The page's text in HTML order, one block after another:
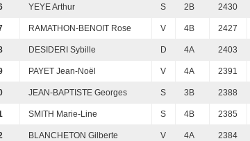
YEYE Arthur S 2B 2430
RAMATHON-BENOIT Rose V 4B 2427
DESIDERI Sybille D 4A 2403
PAYET Jean-Noël V 4A 2391
JEAN-BAPTISTE Georges S 3B 2388
SMITH Marie-Line S 4B 2385
BLANCHETON Gilberte V 4A 2384